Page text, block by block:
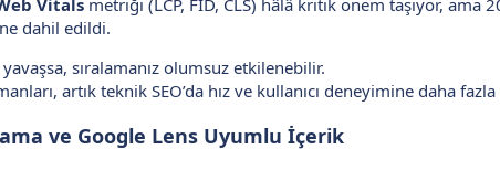
Vitals metriği (LCP, FID, CLS) hâlâ kritik önem taşıyor, ama
dahil edildi.
yavaşsa, sıralamanız olumsuz etkilenebilir.
artık teknik SEO’da hız ve kullanıcı deneyimine daha
ve Google Lens Uyumlu İçerik